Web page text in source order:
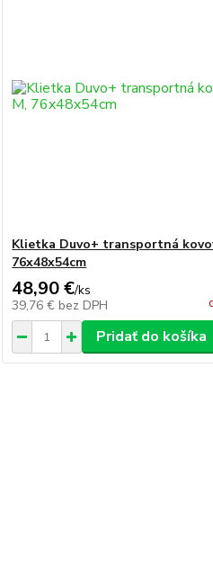
Klietka Duvo+ transportná
76x48x54cm
48,90 €/ks
39,76 € bez DPH
Pridať do košíka